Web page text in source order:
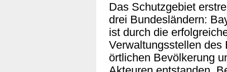
Das Schutzgebiet
drei Bundesländern:
ist durch die
Verwaltungsstellen des
örtlichen Bevölkerung